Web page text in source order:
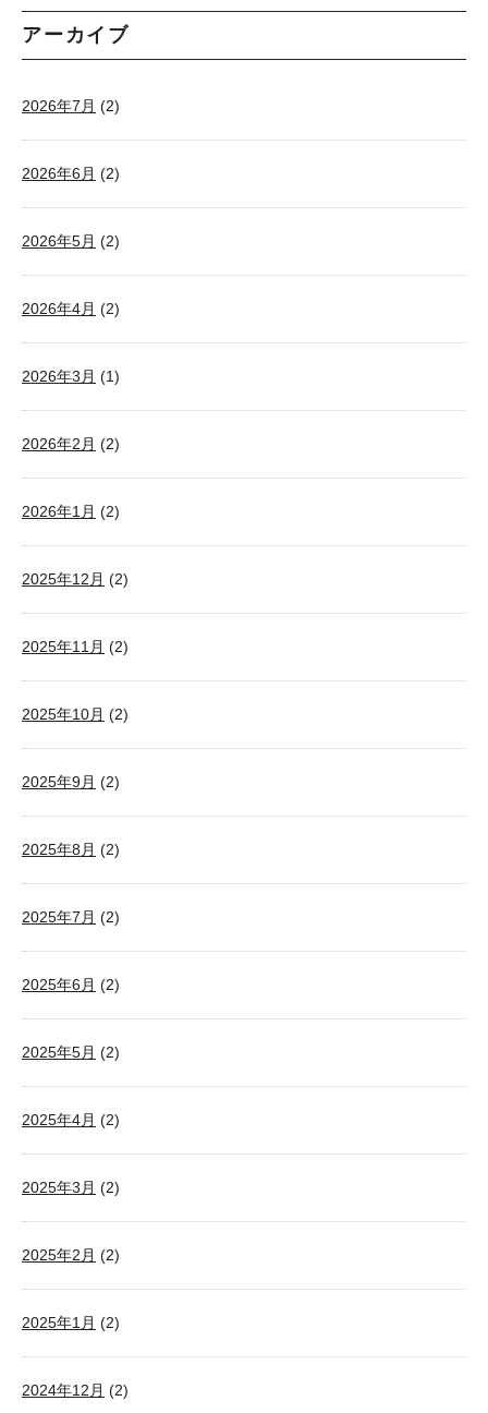
アーカイブ
2026年7月 (2)
2026年6月 (2)
2026年5月 (2)
2026年4月 (2)
2026年3月 (1)
2026年2月 (2)
2026年1月 (2)
2025年12月 (2)
2025年11月 (2)
2025年10月 (2)
2025年9月 (2)
2025年8月 (2)
2025年7月 (2)
2025年6月 (2)
2025年5月 (2)
2025年4月 (2)
2025年3月 (2)
2025年2月 (2)
2025年1月 (2)
2024年12月 (2)